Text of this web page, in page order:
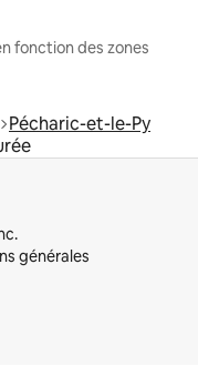
fonction des zones
Pécharic-et-le-Py
générales